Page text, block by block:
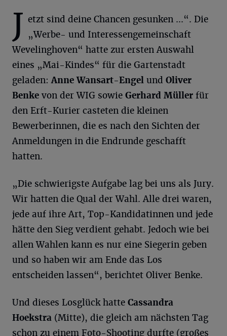
J etzt sind deine Chancen gesunken ...“. Die
„Werbe- und Interessengemeinschaft
Wevelinghoven“ hatte zur ersten Auswahl
eines „Mai-Kindes“ für die Gartenstadt
geladen:Anne Wansart-Engel und Oliver
Benke von der WIG sowie Gerhard Müller für
den Erft-Kurier casteten die kleinen
Bewerberinnen, die es nach den Sichten der
Anmeldungen in die Endrunde geschafft
hatten.
„Die schwierigste Aufgabe lag bei uns als Jury.
Wir hatten die Qual der Wahl. Alle drei waren,
jede auf ihre Art, Top-Kandidatinnen und jede
hätte den Sieg verdient gehabt. Jedoch wie bei
allen Wahlen kann es nur eine Siegerin geben
und so haben wir am Ende das Los
entscheiden lassen“, berichtet Oliver Benke.
Und dieses Losglück hatte Cassandra
Hoekstra (Mitte), die gleich am nächsten Tag
schon zu einem Foto-Shooting durfte (großes